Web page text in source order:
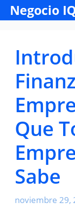
Saltar
al Negocio
Que
Sabe
noviembre 29,